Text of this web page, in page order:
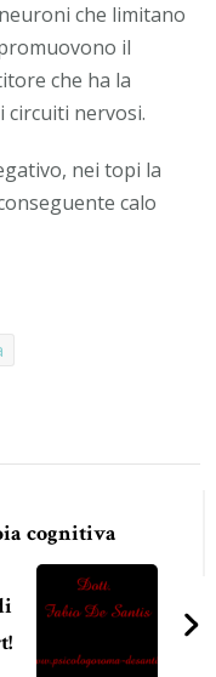
che limitano
il
che ha la
circuiti nervosi.
nei topi la
calo
cognitiva